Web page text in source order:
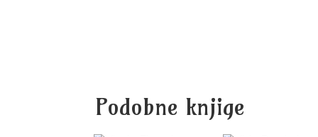
Podobne knjige